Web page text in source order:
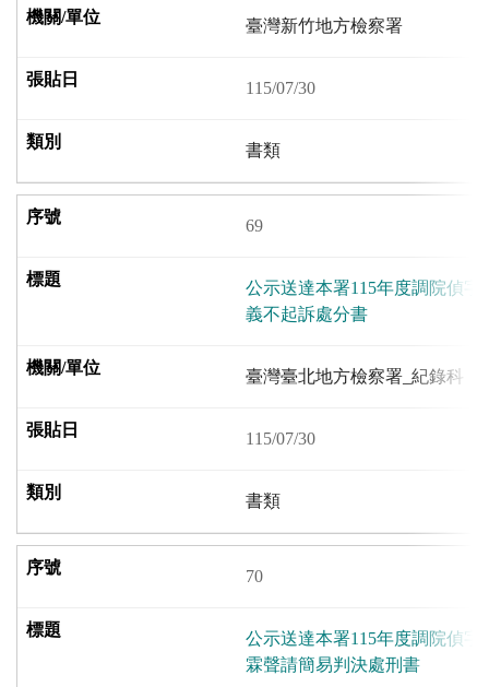
臺灣新竹地方檢察署
115/07/30
書類
69
公示送達本署115年度調院偵字
義不起訴處分書
臺灣臺北地方檢察署_紀錄科
115/07/30
書類
70
公示送達本署115年度調院偵字
霖聲請簡易判決處刑書